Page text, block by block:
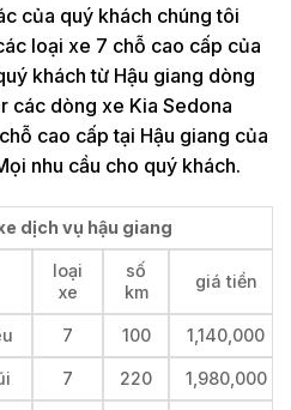
của quý khách chúng tôi
loại xe 7 chỗ cao cấp của
khách từ Hậu giang dòng
các dòng xe Kia Sedona
cao cấp tại Hậu giang của
nhu cầu cho quý khách.
dịch vụ hậu giang
loại
xe
số
km
giá tiền
7 100 1,140,000
7 220 1,980,000